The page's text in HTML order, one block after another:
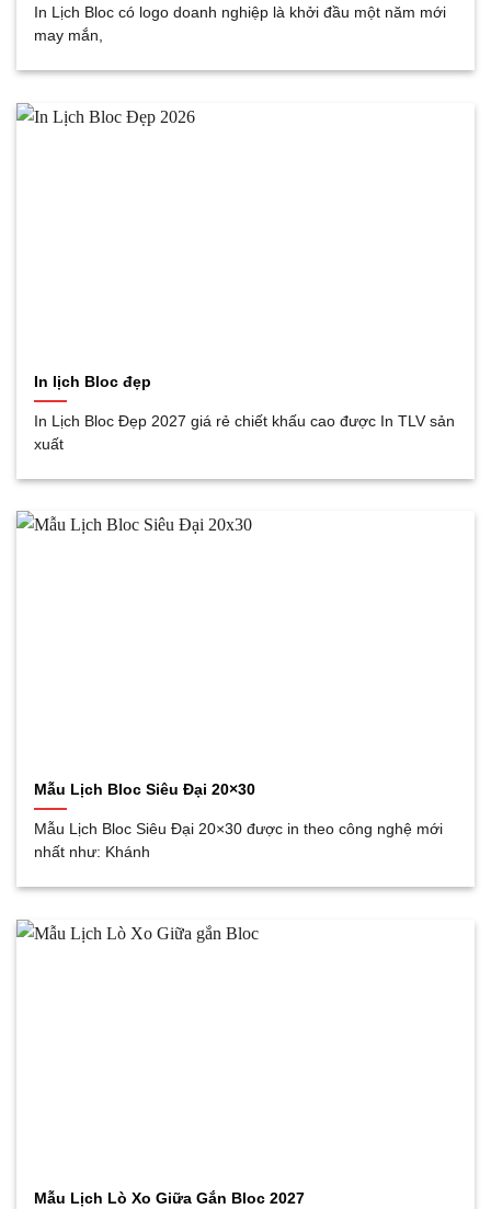
In Lịch Bloc có logo doanh nghiệp là khởi đầu một năm mới
may mắn,
In lịch Bloc đẹp
In Lịch Bloc Đẹp 2027 giá rẻ chiết khấu cao được In TLV sản
xuất
Mẫu Lịch Bloc Siêu Đại 20×30
Mẫu Lịch Bloc Siêu Đại 20×30 được in theo công nghệ mới
nhất như: Khánh
Mẫu Lịch Lò Xo Giữa Gắn Bloc 2027